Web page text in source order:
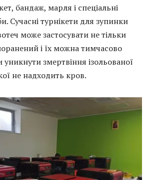
бандаж, марля і спеціальні
Сучасні турнікети для зупинки
може застосувати не тільки
і їх можна тимчасово
змертвіння ізольованої
не надходить кров.